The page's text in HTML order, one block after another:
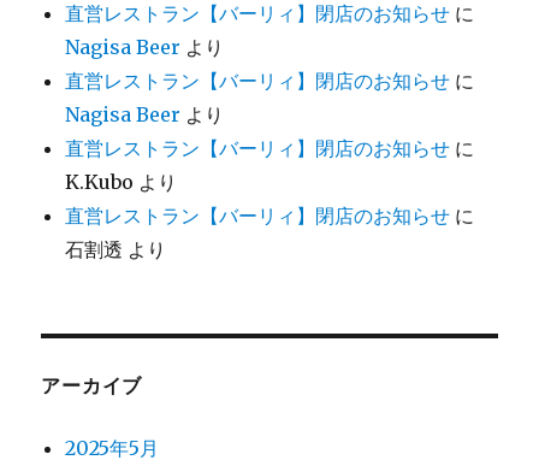
直営レストラン【バーリィ】閉店のお知らせ に
Nagisa Beer より
直営レストラン【バーリィ】閉店のお知らせ に
Nagisa Beer より
直営レストラン【バーリィ】閉店のお知らせ に
K.Kubo より
直営レストラン【バーリィ】閉店のお知らせ に
石割透 より
アーカイブ
2025年5月